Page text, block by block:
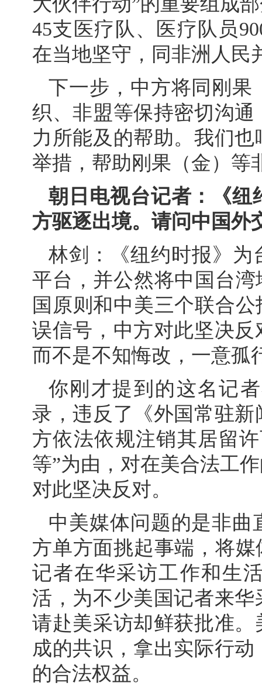
45支医疗队、医疗队员
在当地坚守，同非洲人民
下一步，中方将同刚果
织、非盟等保持密切沟
力所能及的帮助。我们
举措，帮助刚果（金）等
朝日电视台记者：《纽
方驱逐出境。请问中国外
林剑：《纽约时报》为
平台，并公然将中国台
国原则和中美三个联合
误信号，中方对此坚决
而不是不知悔改，一意孤
你刚才提到的这名记
录，违反了《外国常驻
方依法依规注销其居留
等”为由，对在美合法工
对此坚决反对。
中美媒体问题的是非
方单方面挑起事端，将
记者在华采访工作和生
活，为不少美国记者来
请赴美采访却鲜获批准
成的共识，拿出实际行
的合法权益。